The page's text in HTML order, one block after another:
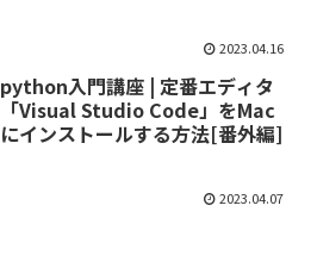
2023.04.16
python入門講座 | 定番エディタ
「Visual Studio Code」をMac
にインストールする方法[番外編]
2023.04.07